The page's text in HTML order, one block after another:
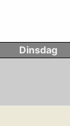
Dinsdag